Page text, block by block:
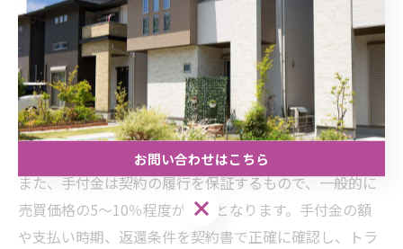
不動産契約において、ローン特約と手付金の取り扱いは
非常に重要です。ローン特約は住宅ローンの審査が通ら
なかった場合に契約を解除できる条項であり、買主のリ
スク軽減に役立ちます。契約前に特約の内容を十分に理
解し、期限や解除条件を明確にしておくことが安心で
す。
また、手付金は契約の履行を保証するもので、一般的に
売買価格の5〜10％程度が目安となります。手付金の額
や支払い時期、返還条件を契約書で正確に確認し、トラ
お問い合わせはこちら
お問い合わせはこちら